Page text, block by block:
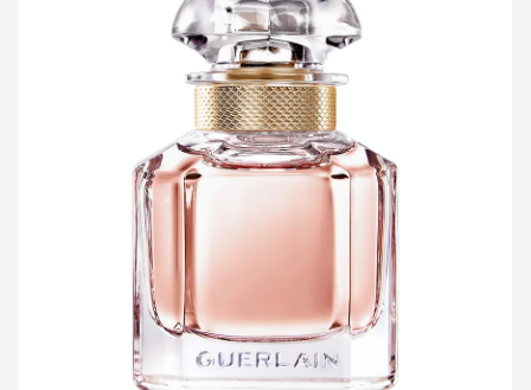
Avaa tuotekuva suurennettuna